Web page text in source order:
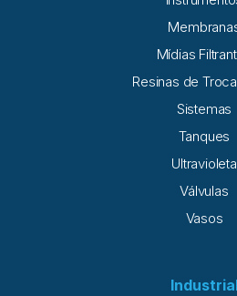
Mídias
Resinas de
Sistemas
Tanques
Ultravioleta
Válvulas
Vasos